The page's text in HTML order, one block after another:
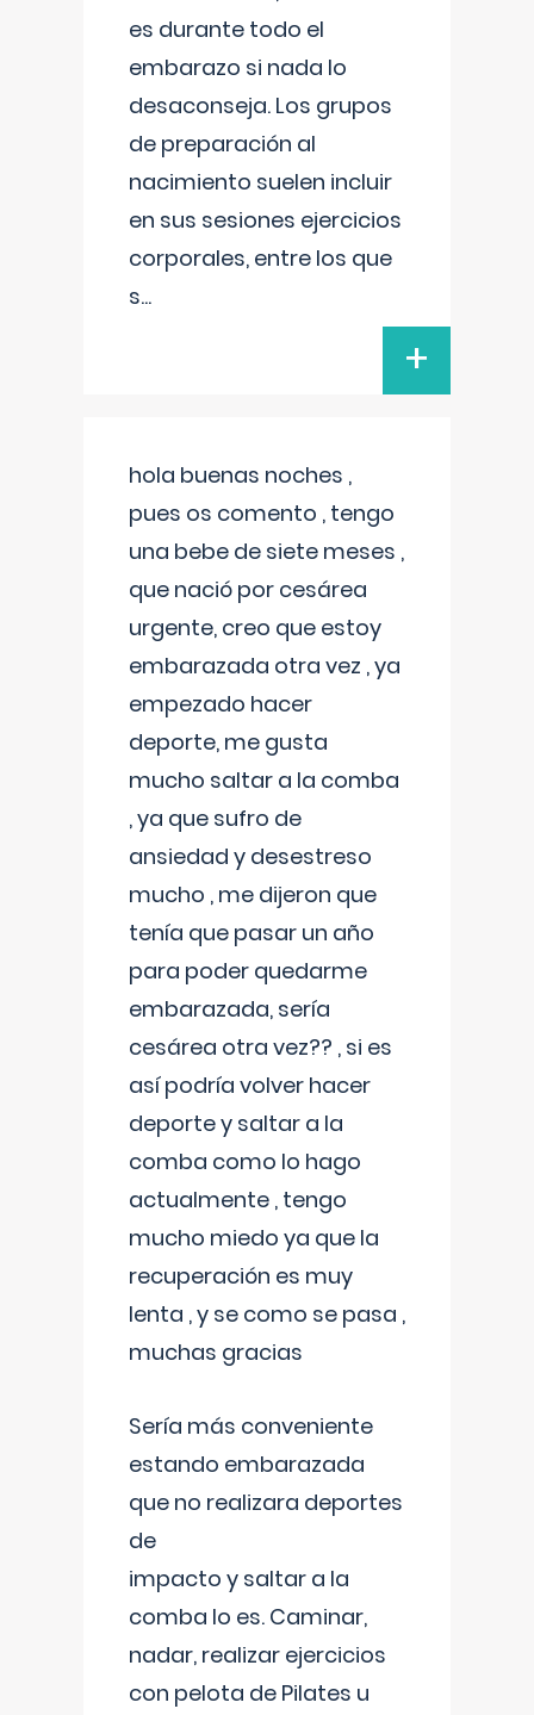
es durante todo el
embarazo si nada lo
desaconseja. Los grupos
de preparación al
nacimiento suelen incluir
en sus sesiones ejercicios
corporales, entre los que
s...
+
hola buenas noches ,
pues os comento , tengo
una bebe de siete meses ,
que nació por cesárea
urgente, creo que estoy
embarazada otra vez , ya
empezado hacer
deporte, me gusta
mucho saltar a la comba
, ya que sufro de
ansiedad y desestreso
mucho , me dijeron que
tenía que pasar un año
para poder quedarme
embarazada, sería
cesárea otra vez?? , si es
así podría volver hacer
deporte y saltar a la
comba como lo hago
actualmente , tengo
mucho miedo ya que la
recuperación es muy
lenta , y se como se pasa ,
muchas gracias
Sería más conveniente
estando embarazada
que no realizara deportes
de
impacto y saltar a la
comba lo es. Caminar,
nadar, realizar ejercicios
con pelota de Pilates u